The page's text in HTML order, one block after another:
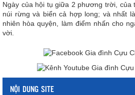
Ngày của hội tụ giữa 2 phương trời, của
núi rừng và biển cả hợp long; và nhất
nhiên hòa quyện, làm điểm nhấn cho
vời.
NỘI DUNG SITE